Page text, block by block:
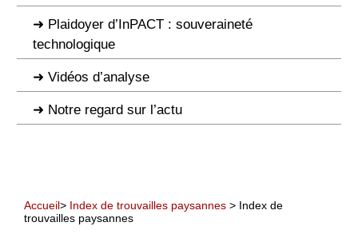
Plaidoyer d’InPACT : souveraineté
technologique
Vidéos d’analyse
Notre regard sur l’actu
Accueil> Index de trouvailles paysannes > Index de
trouvailles paysannes